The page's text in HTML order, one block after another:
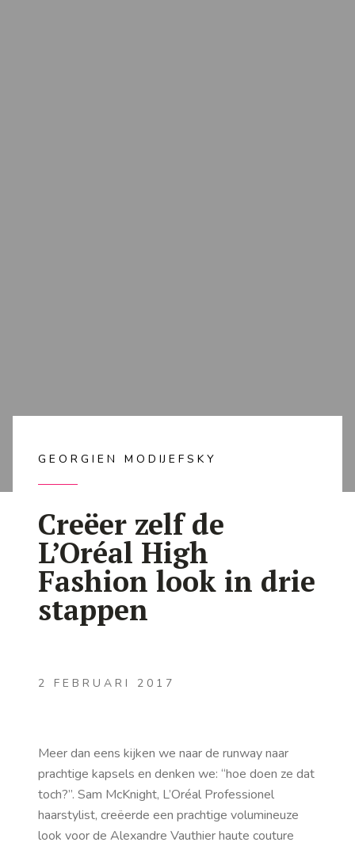
GEORGIEN MODIJEFSKY
Creëer zelf de
L’Oréal High
Fashion look in drie
stappen
2 FEBRUARI 2017
Meer dan eens kijken we naar de runway naar
prachtige kapsels en denken we: “hoe doen ze dat
toch?”. Sam McKnight, L’Oréal Professionel
haarstylist, creëerde een prachtige volumineuze
look voor de Alexandre Vauthier haute couture